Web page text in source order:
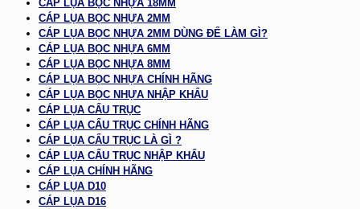
CÁP LỤA BỌC NHỰA 18MM
CÁP LỤA BỌC NHỰA 2MM
CÁP LỤA BỌC NHỰA 2MM DÙNG ĐỂ LÀM GÌ?
CÁP LỤA BỌC NHỰA 6MM
CÁP LỤA BỌC NHỰA 8MM
CÁP LỤA BỌC NHỰA CHÍNH HÃNG
CÁP LỤA BỌC NHỰA NHẬP KHẨU
CÁP LỤA CẨU TRỤC
CÁP LỤA CẨU TRỤC CHÍNH HÃNG
CÁP LỤA CẨU TRỤC LÀ GÌ ?
CÁP LỤA CẨU TRỤC NHẬP KHẨU
CÁP LỤA CHÍNH HÃNG
CÁP LỤA D10
CÁP LỤA D16